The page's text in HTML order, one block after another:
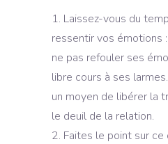
Laissez-vous du
ressentir vos émotions
ne pas refouler ses
libre cours à ses
un moyen de libérer la
le deuil de la relation.
Faites le point sur ce